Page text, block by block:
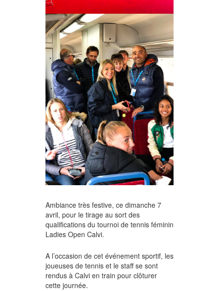
Ambiance très festive, ce dimanche 7
avril, pour le tirage au sort des
qualifications du tournoi de tennis féminin
Ladies Open Calvi.
A l’occasion de cet événement sportif, les
joueuses de tennis et le staff se sont
rendus à Calvi en train pour clôturer
cette journée.